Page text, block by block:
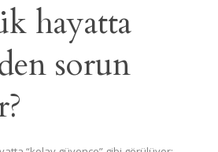
hayatta
sorun